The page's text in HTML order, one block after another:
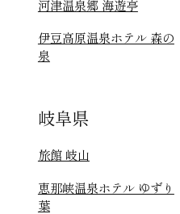
河津温泉郷 海遊亭
伊豆高原温泉ホテル 森の
泉
岐阜県
旅館 岐山
恵那峡温泉ホテル ゆずり
葉